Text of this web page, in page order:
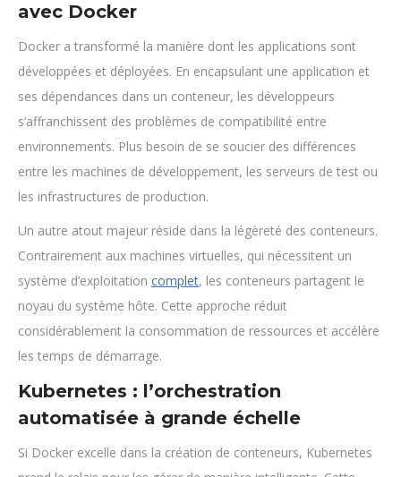
avec Docker
Docker a transformé la manière dont les applications sont
développées et déployées. En encapsulant une application et
ses dépendances dans un conteneur, les développeurs
s’affranchissent des problèmes de compatibilité entre
environnements. Plus besoin de se soucier des différences
entre les machines de développement, les serveurs de test ou
les infrastructures de production.
Un autre atout majeur réside dans la légèreté des conteneurs.
Contrairement aux machines virtuelles, qui nécessitent un
système d’exploitation complet, les conteneurs partagent le
noyau du système hôte. Cette approche réduit
considérablement la consommation de ressources et accélère
les temps de démarrage.
Kubernetes : l’orchestration
automatisée à grande échelle
Si Docker excelle dans la création de conteneurs, Kubernetes